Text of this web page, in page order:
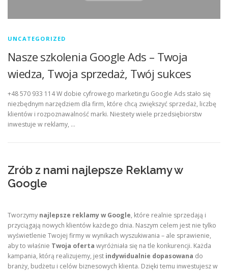
UNCATEGORIZED
Nasze szkolenia Google Ads – Twoja
wiedza, Twoja sprzedaż, Twój sukces
+48 570 933 114 W dobie cyfrowego marketingu Google Ads stało się
niezbędnym narzędziem dla firm, które chcą zwiększyć sprzedaż, liczbę
klientów i rozpoznawalność marki. Niestety wiele przedsiębiorstw
inwestuje w reklamy, …
Zrób z nami najlepsze Reklamy w
Google
Tworzymy najlepsze reklamy w Google, które realnie sprzedają i
przyciągają nowych klientów każdego dnia. Naszym celem jest nie tylko
wyświetlenie Twojej firmy w wynikach wyszukiwania – ale sprawienie,
aby to właśnie Twoja oferta wyróżniała się na tle konkurencji. Każda
kampania, którą realizujemy, jest indywidualnie dopasowana do
branży, budżetu i celów biznesowych klienta. Dzięki temu inwestujesz w